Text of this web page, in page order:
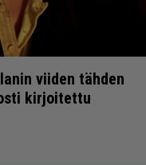
viiden tähden
kirjoitettu